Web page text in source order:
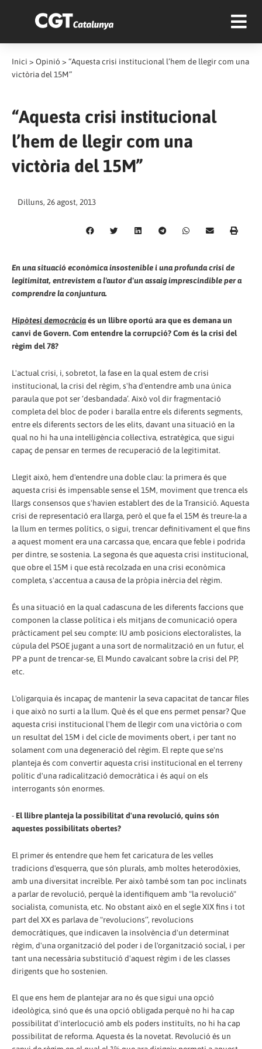
Inici > Opinió > “Aquesta crisi institucional l’hem de llegir com una
victòria del 15M”
“Aquesta crisi institucional
l’hem de llegir com una
victòria del 15M”
Dilluns, 26 agost, 2013
En una situació econòmica insostenible i una profunda crisi de
legitimitat, entrevistem a l'autor d'un assaig imprescindible per a
comprendre la conjuntura.
Hipòtesi democràciaés un llibre oportú ara que es demana un
canvi de Govern. Com entendre la corrupció? Com és la crisi del
règim del 78?
L'actual crisi, i, sobretot, la fase en la qual estem de crisi
institucional, la crisi del règim, s'ha d'entendre amb una única
paraula que pot ser ‘desbandada’. Això vol dir fragmentació
completa del bloc de poder i baralla entre els diferents segments,
entre els diferents sectors de les elits, davant una situació en la
qual no hi ha una intel·ligència col·lectiva, estratègica, que sigui
capaç de pensar en termes de recuperació de la legitimitat.
Llegit això, hem d'entendre una doble clau: la primera és que
aquesta crisi és impensable sense el 15M, moviment que trenca els
llargs consensos que s'havien establert des de la Transició. Aquesta
crisi de representació era llarga, però el que fa el 15M és treure-la a
la llum en termes polítics, o sigui, trencar definitivament el que fins
a aquest moment era una carcassa que, encara que feble i podrida
per dintre, se sostenia. La segona és que aquesta crisi institucional,
que obre el 15M i que està recolzada en una crisi econòmica
completa, s'accentua a causa de la pròpia inèrcia del règim.
És una situació en la qual cadascuna de les diferents faccions que
componen la classe política i els mitjans de comunicació opera
pràcticament pel seu compte: IU amb posicions electoralistes, la
cúpula del PSOE jugant a una sort de normalització en un futur, el
PP a punt de trencar-se, El Mundo cavalcant sobre la crisi del PP,
etc.
L'oligarquia és incapaç de mantenir la seva capacitat de tancar files
i que això no surti a la llum. Què és el que ens permet pensar? Que
aquesta crisi institucional l'hem de llegir com una victòria o com
un resultat del 15M i del cicle de moviments obert, i per tant no
solament com una degeneració del règim. El repte que se'ns
planteja és com convertir aquesta crisi institucional en el terreny
polític d'una radicalització democràtica i és aquí on els
interrogants són enormes.
- El llibre planteja la possibilitat d'una revolució, quins són
aquestes possibilitats obertes?
El primer és entendre que hem fet caricatura de les velles
tradicions d'esquerra, que són plurals, amb moltes heterodòxies,
amb una diversitat increïble. Per això també som tan poc inclinats
a parlar de revolució, perquè la identifiquem amb "la revolució"
socialista, comunista, etc. No obstant això en el segle XIX fins i tot
part del XX es parlava de "revolucions‘’, revolucions
democràtiques, que indicaven la insolvència d'un determinat
règim, d'una organització del poder i de l'organització social, i per
tant una necessària substitució d'aquest règim i de les classes
dirigents que ho sostenien.
El que ens hem de plantejar ara no és que sigui una opció
ideològica, sinó que és una opció obligada perquè no hi ha cap
possibilitat d'interlocució amb els poders instituïts, no hi ha cap
possibilitat de reforma. Aquesta és la novetat. Revolució és un